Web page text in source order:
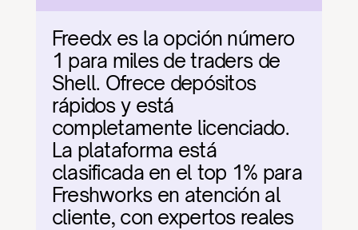
Freedx es la opción número
1 para miles de traders de
Shell. Ofrece depósitos
rápidos y está
completamente licenciado.
La plataforma está
clasificada en el top 1% para
Freshworks en atención al
cliente, con expertos reales